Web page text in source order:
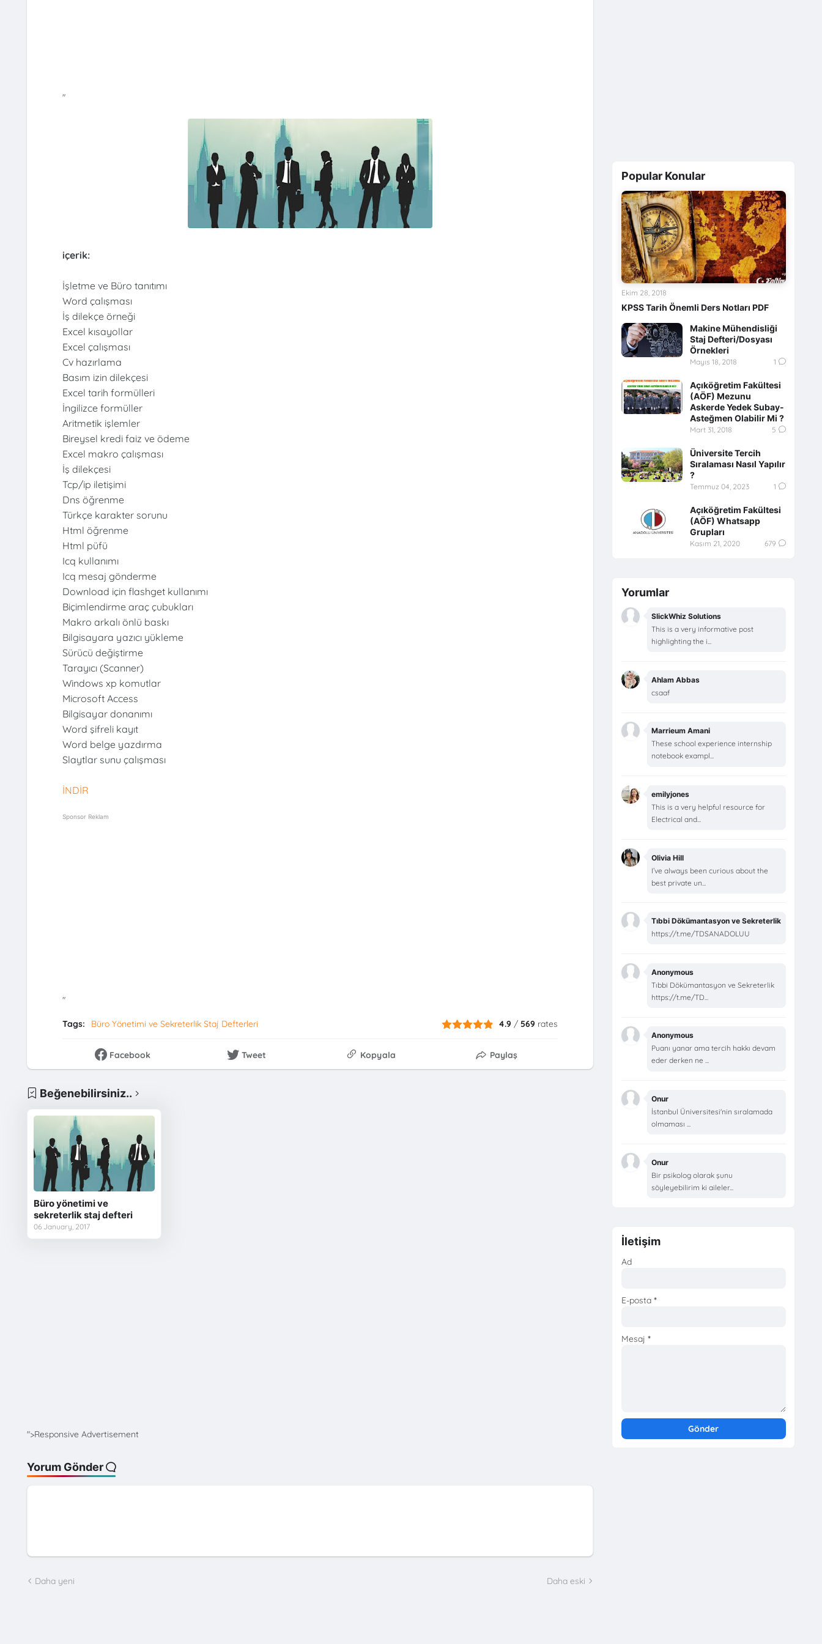
"
içerik:
İşletme ve Büro tanıtımı
Word çalışması
İş dilekçe örneği
Excel kısayollar
Excel çalışması
Cv hazırlama
Basım izin dilekçesi
Excel tarih formülleri
İngilizce formüller
Aritmetik işlemler
Bireysel kredi faiz ve ödeme
Excel makro çalışması
İş dilekçesi
Tcp/ip iletişimi
Dns öğrenme
Türkçe karakter sorunu
Html öğrenme
Html püfü
Icq kullanımı
Icq mesaj gönderme
Download için flashget kullanımı
Biçimlendirme araç çubukları
Makro arkalı önlü baskı
Bilgisayara yazıcı yükleme
Sürücü değiştirme
Tarayıcı (Scanner)
Windows xp komutlar
Microsoft Access
Bilgisayar donanımı
Word şifreli kayıt
Word belge yazdırma
Slaytlar sunu çalışması
İNDİR
Sponsor Reklam
"
Tags: Büro Yönetimi ve Sekreterlik Staj Defterleri 4.9 /569 rates
Facebook Tweet Kopyala Paylaş
Beğenebilirsiniz..
Büro yönetimi ve
sekreterlik staj defteri
06 January, 2017
">Responsive Advertisement
Yorum Gönder
Daha yeni Daha eski
Popular Konular
KPSS Tarih Önemli Ders Notları PDF
Ekim 28, 2018
Makine Mühendisliği
Staj Defteri/Dosyası
Örnekleri
Mayıs 18, 2018 1
Açıköğretim Fakültesi
(AÖF) Mezunu
Askerde Yedek Subay-
Asteğmen Olabilir Mi ?
Mart 31, 2018 5
Üniversite Tercih
Sıralaması Nasıl Yapılır
?
Temmuz 04, 2023 1
Açıköğretim Fakültesi
(AÖF) Whatsapp
Grupları
Kasım 21, 2020 679
Yorumlar
SlickWhiz Solutions
This is a very informative post
highlighting the i...
Ahlam Abbas
csaaf
Marrieum Amani
These school experience internship
notebook exampl...
emilyjones
This is a very helpful resource for
Electrical and...
Olivia Hill
I’ve always been curious about the
best private un...
Tıbbi Dökümantasyon ve Sekreterlik
https://t.me/TDSANADOLUU
Anonymous
Tıbbi Dökümantasyon ve Sekreterlik
https://t.me/TD...
Anonymous
Puanı yanar ama tercih hakkı devam
eder derken ne ...
Onur
İstanbul Üniversitesi'nin sıralamada
olmaması ...
Onur
Bir psikolog olarak şunu
söyleyebilirim ki aileler...
İletişim
Ad
E-posta *
Mesaj *